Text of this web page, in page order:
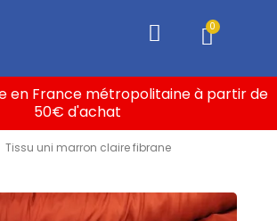
en France métropolitaine à partir de
50€ d'achat
Tissu uni marron claire fibrane